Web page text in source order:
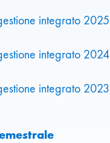
integrato 2025
integrato 2024
integrato 2023